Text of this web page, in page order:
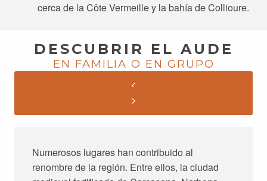
cerca de la Côte Vermeille y la bahía de Collioure.
DESCUBRIR EL AUDE
EN FAMILIA O EN GRUPO
Numerosos lugares han contribuido al
renombre de la región. Entre ellos, la ciudad